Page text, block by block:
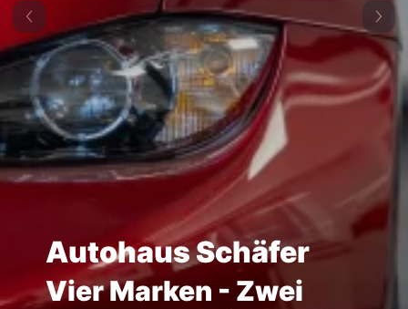
Autohaus Schäfer
Vier Marken - Zwei